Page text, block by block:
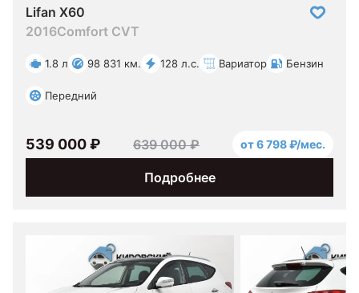
Lifan X60
2016Comfort CVT
1.8 л 98 831 км. 128 л.с. Вариатор Бензин
Передний
Подробнее
539 000 ₽ 639 000 ₽ от 6 798 ₽/мес.